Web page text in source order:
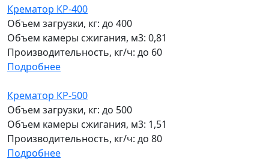
Крематор КР-400
Объем загрузки, кг: до 400
Объем камеры сжигания, м3: 0,81
Производительность, кг/ч: до 60
Подробнее
Крематор КР-500
Объем загрузки, кг: до 500
Объем камеры сжигания, м3: 1,51
Производительность, кг/ч: до 80
Подробнее